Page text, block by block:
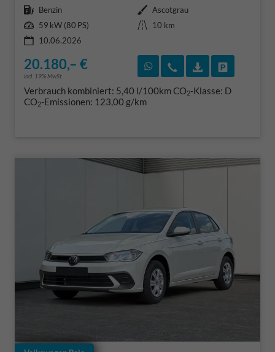
Kraftstoff Benzin Außenfarbe Ascotgrau
Leistung 59 kW (80 PS) Kilometerstand
10 km
10.06.2026
20.180,– €
incl. 19% MwSt.
Rückruf vereinbaren
Wir rufen Sie an
Verbrauch kombiniert: 5,40 l/100kmCO2-Klasse: D
CO2-Emissionen: 123,00 g/km